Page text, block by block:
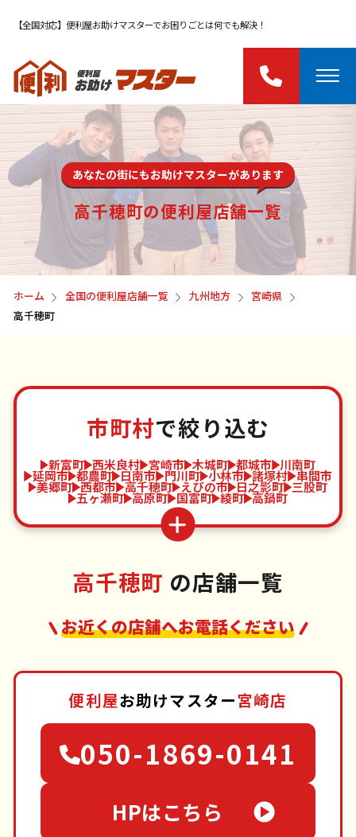
【全国対応】便利屋お助けマスターでお困りごとは何でも解決！
あなたの街にもお助けマスターがあります
高千穂町の便利屋店舗一覧
ホーム 全国の便利屋店舗一覧 九州地方
宮崎県
高千穂町
市町村で絞り込む
新富町 西米良村 宮崎市 木城町 都城市 川南町
延岡市 都農町 日南市 門川町 小林市 諸塚村 串間市
美郷町 西都市 高千穂町 えびの市 日之影町 三股町
五ヶ瀬町 高原町 国富町 綾町 高鍋町
高千穂町 の店舗一覧
お近くの店舗へお電話ください
便利屋お助けマスター宮崎店
050-1869-0141
HPはこちら